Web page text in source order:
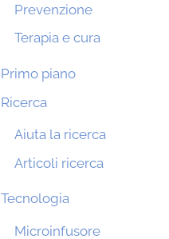
Prevenzione
Terapia e cura
Primo piano
Ricerca
Aiuta la ricerca
Articoli ricerca
Tecnologia
Microinfusore